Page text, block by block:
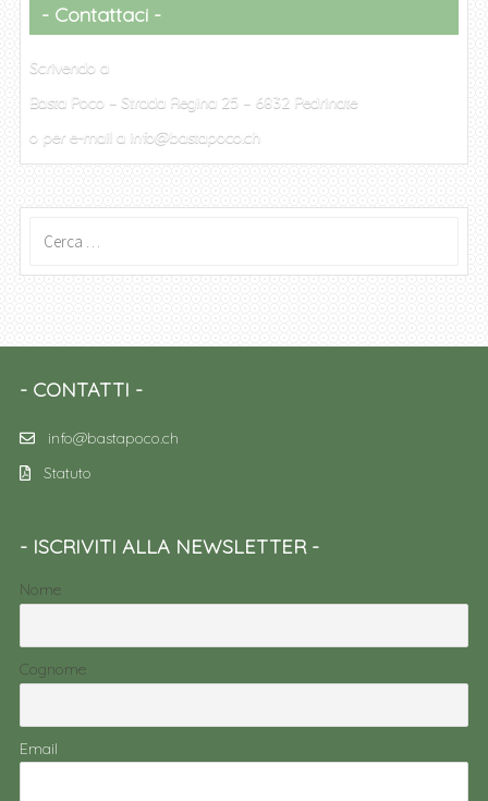
Contattaci
Scrivendo a
Basta Poco – Strada Regina 25 – 6832 Pedrinate
o per e-mail a info@bastapoco.ch
CONTATTI
info@bastapoco.ch
Statuto
ISCRIVITI ALLA NEWSLETTER
Nome
Cognome
Email